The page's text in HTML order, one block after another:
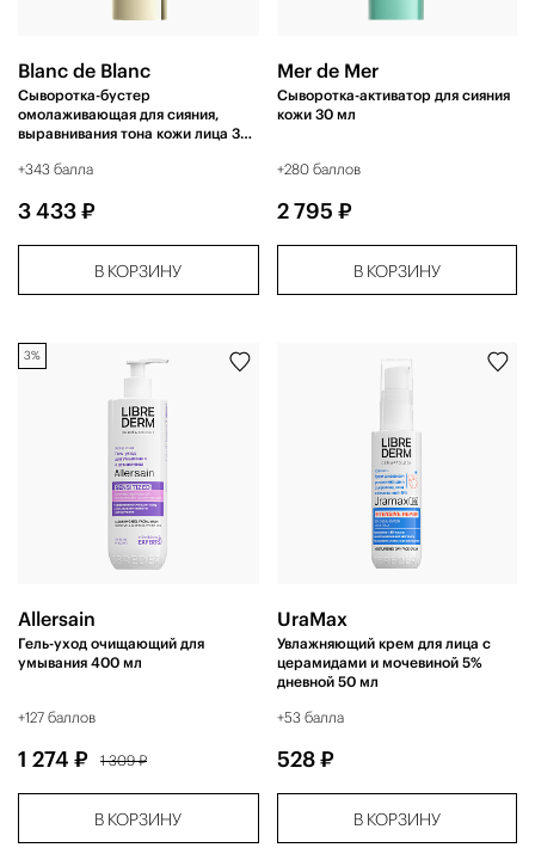
Blanc de Blanc
Сыворотка-бустер
омолаживающая для сияния,
выравнивания тона кожи лица 30
+343 балла
3 433 ₽
В КОРЗИНУ
Mer de Mer
Cыворотка-активатор для сияния
кожи 30 мл
+280 баллов
2 795 ₽
В КОРЗИНУ
Allersain
Гель-уход очищающий для
умывания 400 мл
+127 баллов
1 274 ₽ 1 309 ₽
В КОРЗИНУ
3%
UraМax
Увлажняющий крем для лица с
церамидами и мочевиной 5%
дневной 50 мл
+53 балла
528 ₽
В КОРЗИНУ